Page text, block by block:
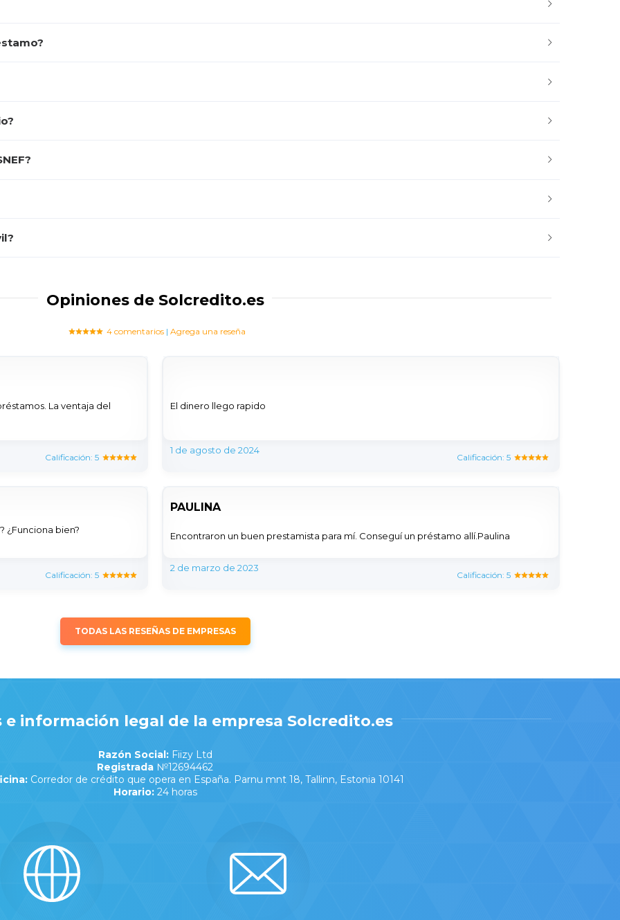
Opiniones de Solcredito.es
4 comentarios| Agrega una reseña
La ventaja del
Calificación: 5
El dinero llego rapido
1 de agosto de 2024
Calificación: 5
¿Funciona bien?
Calificación: 5
PAULINA
Encontraron un buen prestamista para mí. Conseguí un préstamo allí.Paulina
2 de marzo de 2023
Calificación: 5
TODAS LAS RESEÑAS DE EMPRESAS
e información legal de la empresa Solcredito.es
Razón Social:Fiizy Ltd
Registrada №12694462
Corredor de crédito que opera en España. Parnu mnt 18, Tallinn, Estonia 10141
Horario:24 horas